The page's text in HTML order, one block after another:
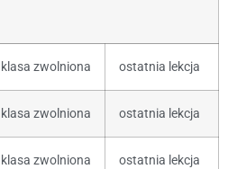
klasa zwolniona ostatnia lekcja
klasa zwolniona ostatnia lekcja
klasa zwolniona ostatnia lekcja